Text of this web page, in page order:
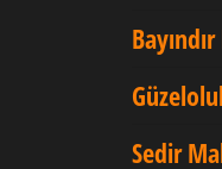
Sedir